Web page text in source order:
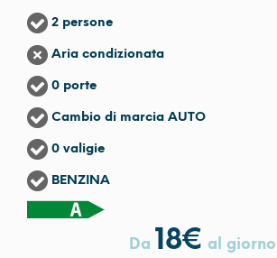
2 persone
Aria condizionata
0 porte
Cambio di marcia AUTO
0 valigie
BENZINA
Da 18€ al giorno